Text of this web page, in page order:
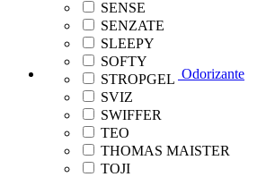
SENSE
SENZATE
SLEEPY
SOFTY
STROPGEL
SVIZ
SWIFFER
TEO
THOMAS MAISTER
TOJI
Odorizante